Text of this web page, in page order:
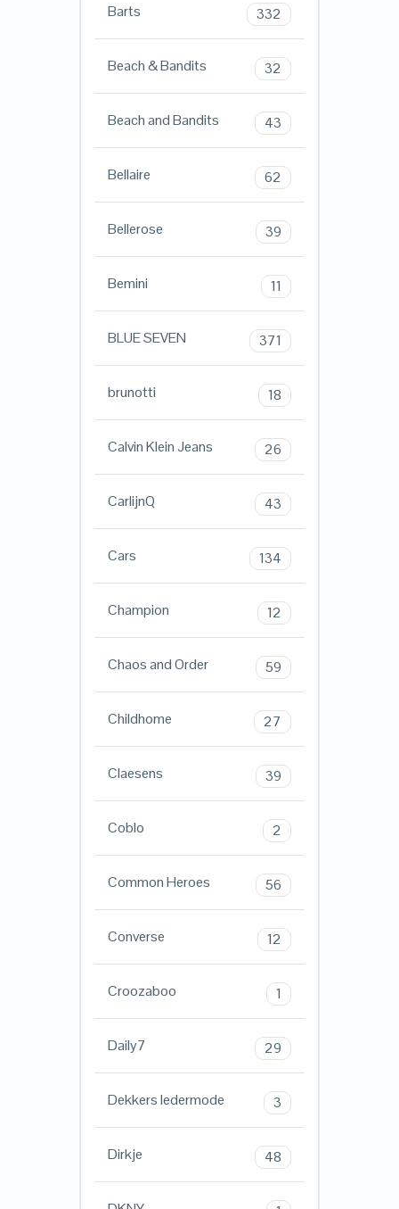
Barts 332
Beach & Bandits 32
Beach and Bandits 43
Bellaire 62
Bellerose 39
Bemini 11
BLUE SEVEN 371
brunotti 18
Calvin Klein Jeans 26
CarlijnQ 43
Cars 134
Champion 12
Chaos and Order 59
Childhome 27
Claesens 39
Coblo 2
Common Heroes 56
Converse 12
Croozaboo 1
Daily7 29
Dekkers ledermode 3
Dirkje 48